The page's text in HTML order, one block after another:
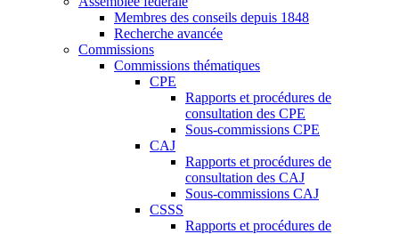
Membres des conseils depuis 1848
Recherche avancée
Commissions
Commissions thématiques
CPE
Rapports et procédures de
consultation des CPE
Sous-commissions CPE
CAJ
Rapports et procédures de
consultation des CAJ
Sous-commissions CAJ
CSSS
Rapports et procédures de